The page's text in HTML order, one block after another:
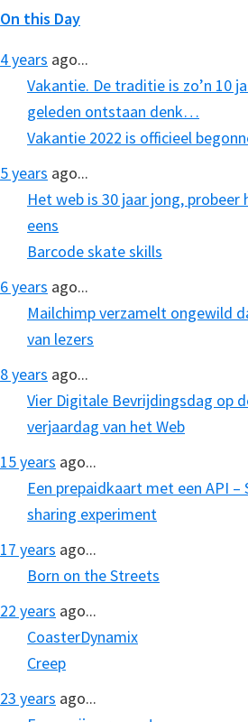
On this Day
4 years ago...
Vakantie. De traditie is zo’n 10
geleden ontstaan denk…
Vakantie 2022 is officieel
5 years ago...
Het web is 30 jaar jong, probeer
eens
Barcode skate skills
6 years ago...
Mailchimp verzamelt ongewild
van lezers
8 years ago...
Vier Digitale Bevrijdingsdag op
verjaardag van het Web
15 years ago...
Een prepaidkaart met een API –
sharing experiment
17 years ago...
Born on the Streets
22 years ago...
CoasterDynamix
Creep
23 years ago...